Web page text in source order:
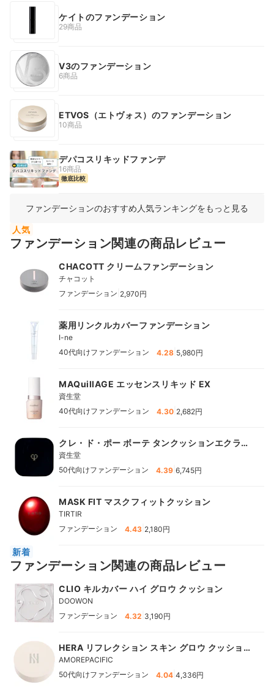
ケイトのファンデーション
29商品
V3のファンデーション
6商品
ETVOS（エトヴォス）のファンデーション
10商品
デパコスリキッドファンデ
16商品
徹底比較
ファンデーションのおすすめ人気ランキングをもっと見る
人気
ファンデーション関連の商品レビュー
CHACOTT クリームファンデーション
チャコット
ファンデーション 2,970円
薬用リンクルカバーファンデーション
I-ne
40代向けファンデーション
4.28 5,980円
MAQuillAGE エッセンスリキッド EX
資生堂
40代向けファンデーション
4.30 2,682円
クレ・ド・ポー ボーテ タンクッションエクラ
ルミヌ
資生堂
50代向けファンデーション
4.39 6,745円
MASK FIT マスクフィットクッション
TIRTIR
ファンデーション
4.43 2,180円
新着
ファンデーション関連の商品レビュー
CLIO キルカバー ハイ グロウ クッション
DOOWON
ファンデーション
4.32 3,190円
HERA リフレクション スキン グロウ クッショ
ン ファンデーション
AMOREPACIFIC
50代向けファンデーション
4.04 4,336円